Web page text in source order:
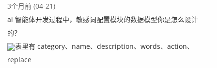
import org.springframework.beans.factory.annotati
on.Autowired;
import org.springframework.data.redis.core.RedisT
emplate;
import org.springframework.stereotype.Service;
3个月前 (04-21)
ai 智能体开发过程中，敏感词配置模块的数据模型你是怎么设计
的？
表里有 category、name、description、words、action、
replace